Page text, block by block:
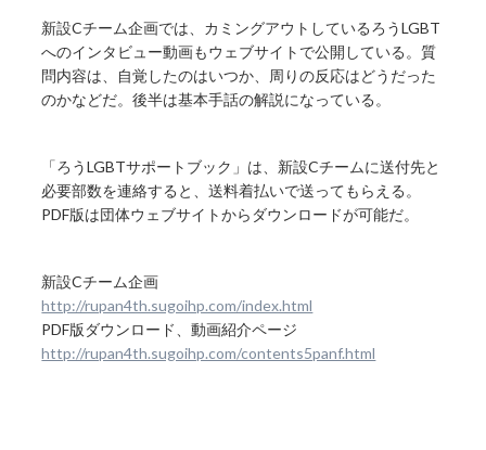
新設Cチーム企画では、カミングアウトしているろうLGBT
へのインタビュー動画もウェブサイトで公開している。質
問内容は、自覚したのはいつか、周りの反応はどうだった
のかなどだ。後半は基本手話の解説になっている。
「ろうLGBTサポートブック」は、新設Cチームに送付先と
必要部数を連絡すると、送料着払いで送ってもらえる。
PDF版は団体ウェブサイトからダウンロードが可能だ。
新設Cチーム企画
http://rupan4th.sugoihp.com/index.html
PDF版ダウンロード、動画紹介ページ
http://rupan4th.sugoihp.com/contents5panf.html